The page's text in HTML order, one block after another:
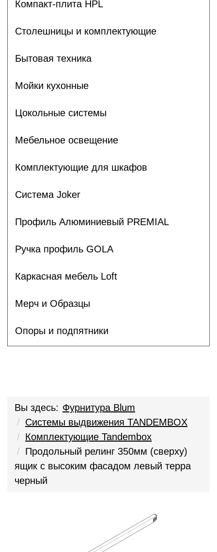
Компакт-плита HPL
Столешницы и комплектующие
Бытовая техника
Мойки кухонные
Цокольные системы
Мебельное освещение
Комплектующие для шкафов
Система Joker
Профиль Алюминиевый PREMIAL
Ручка профиль GOLA
Каркасная мебель Loft
Мерч и Образцы
Опоры и подпятники
Вы здесь: Фурнитура Blum
Системы выдвижения TANDEMBOX
Комплектующие Tandembox
Продольный релинг 350мм (сверху)
ящик с высоким фасадом левый терра
черный